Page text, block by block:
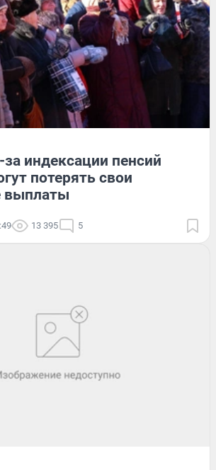
индексации пенсий
потерять свои
выплаты
13 395 5